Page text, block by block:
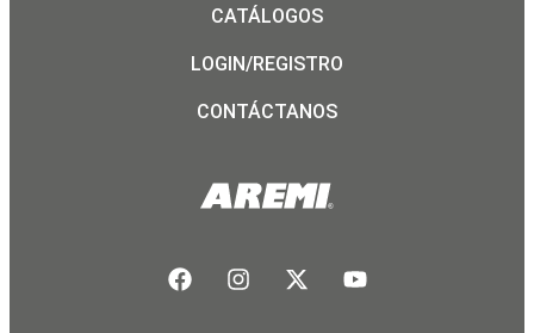
CATÁLOGOS
LOGIN/REGISTRO
CONTÁCTANOS